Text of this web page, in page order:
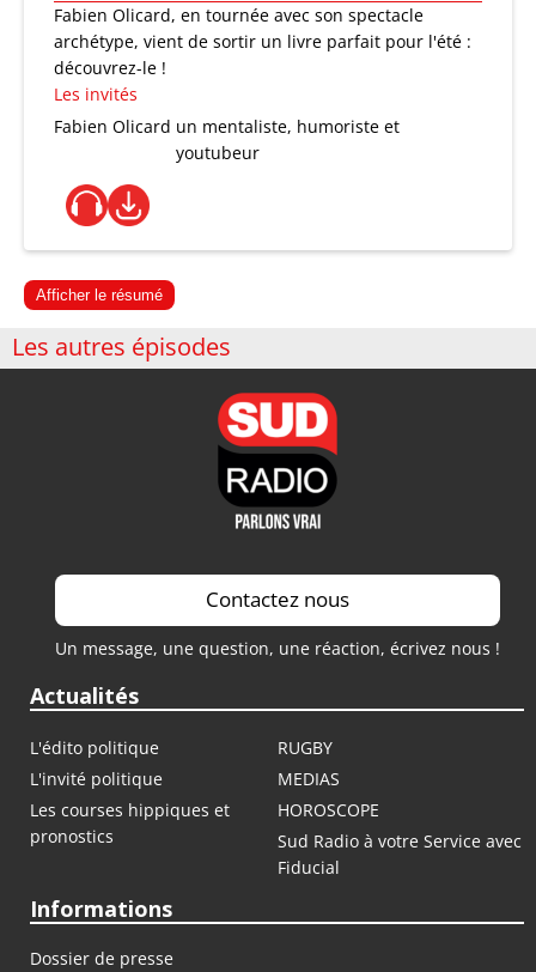
Fabien Olicard, en tournée avec son spectacle
archétype, vient de sortir un livre parfait pour l'été :
découvrez-le !
Les invités
Fabien Olicard un mentaliste, humoriste et
youtubeur
Afficher le résumé
Les autres épisodes
Contactez nous
Un message, une question, une réaction, écrivez nous !
Actualités
L'édito politique
RUGBY
L'invité politique
MEDIAS
Les courses hippiques et
pronostics
HOROSCOPE
Sud Radio à votre Service avec
Fiducial
Informations
Dossier de presse